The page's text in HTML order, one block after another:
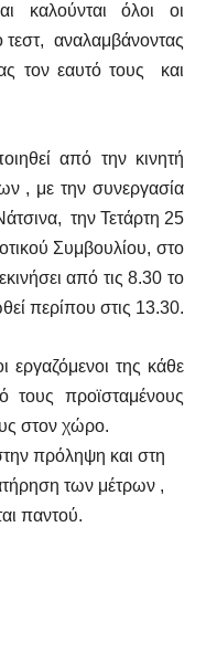
καλούνται όλοι οι
τεστ, αναλαμβάνοντας
τον εαυτό τους και
από την κινητή
, με την συνεργασία
την Τετάρτη 25
Συμβουλίου, στο
από τις 8.30 το
περίπου στις 13.30.
εργαζόμενοι της κάθε
προϊσταμένους
στον χώρο.
πρόληψη και στη
των μέτρων ,
παντού.